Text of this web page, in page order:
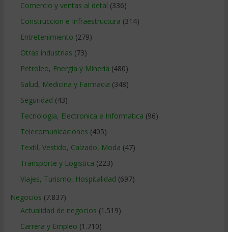
Comercio y ventas al detal (336)
Construccion e Infraestructura (314)
Entretenimiento (279)
Otras industrias (73)
Petroleo, Energia y Mineria (480)
Salud, Medicina y Farmacia (348)
Seguridad (43)
Tecnologia, Electronica e Informatica (96)
Telecomunicaciones (405)
Textil, Vestido, Calzado, Moda (47)
Transporte y Logistica (223)
Viajes, Turismo, Hospitalidad (697)
Negocios (7.837)
Actualidad de negocios (1.519)
Carrera y Empleo (1.710)